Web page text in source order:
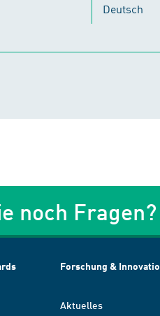
Deutsch
noch Fragen?
Forschung &
Aktuelles